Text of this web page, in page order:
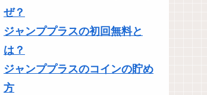
ぜ？
ジャンププラスの初回無料と
は？
ジャンププラスのコインの貯め
方